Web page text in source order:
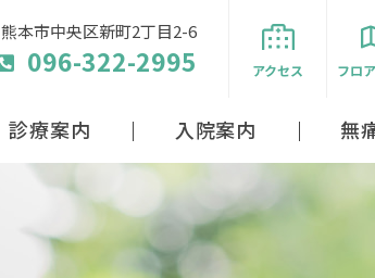
熊本市中央区新町2丁目2-6
096-322-2995 アクセス フロ
診療案内 入院案内 無